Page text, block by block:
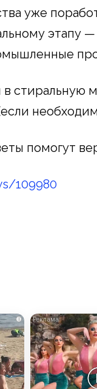
уже
этапу
стиральную
помогут
109980
i